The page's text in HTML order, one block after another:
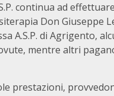
continua ad
Don Giuseppe
A.S.P. di Agrigento,
mentre altri
prestazioni,